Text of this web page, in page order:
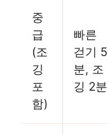
중
급
(조
깅
포
함)
빠른
걷기 5
분, 조
깅 2분